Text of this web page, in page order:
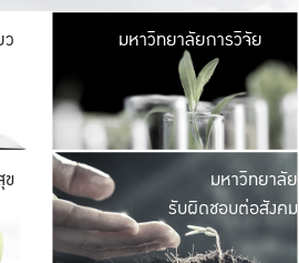
มหาวิ
มีพื้นที่เขียวสดใส
เป็นป่าในเมือง เกษต
มหาวิทยาลัยการวิจัย
มหาวิ
ค
เปิดประ
และพบเรื่องราวใ
มหาวิทยาลัย
รับผิดชอบต่อสังคม